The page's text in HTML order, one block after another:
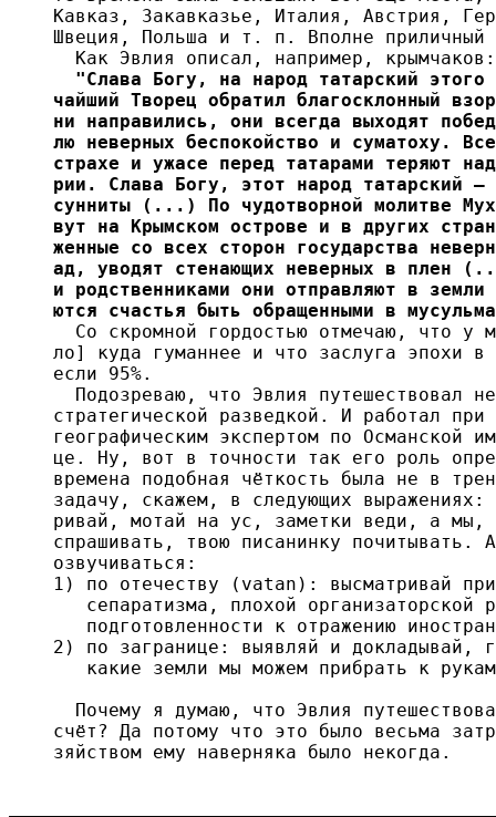
"Слава Богу, на народ татарский этого
чайший Творец обратил благосклонный
ни направились, они всегда выходят
лю неверных беспокойство и суматоху.
страхе и ужасе перед татарами теряют
рии. Слава Богу, этот народ татарский –
сунниты (...) По чудотворной молитве
вут на Крымском острове и в других
женные со всех сторон государства
ад, уводят стенающих неверных в плен
и родственниками они отправляют в
ются счастья быть обращенными в
Со скромной гордостью отмечаю, что у
ло] куда гуманнее и что заслуга эпохи в
если 95%.
Подозреваю, что Эвлия путешествовал
стратегической разведкой. И работал
географическим экспертом по Османской
це. Ну, вот в точности так его роль
времена подобная чёткость была не в
задачу, скажем, в следующих
ривай, мотай на ус, заметки веди, а
спрашивать, твою писанинку
озвучиваться:
1) по отечеству (vatan): высматривай
сепаратизма, плохой организаторской
подготовленности к отражению
2) по загранице: выявляй и докладывай,
какие земли мы можем прибрать к
Почему я думаю, что Эвлия
счёт? Да потому что это было весьма
зяйством ему наверняка было некогда.